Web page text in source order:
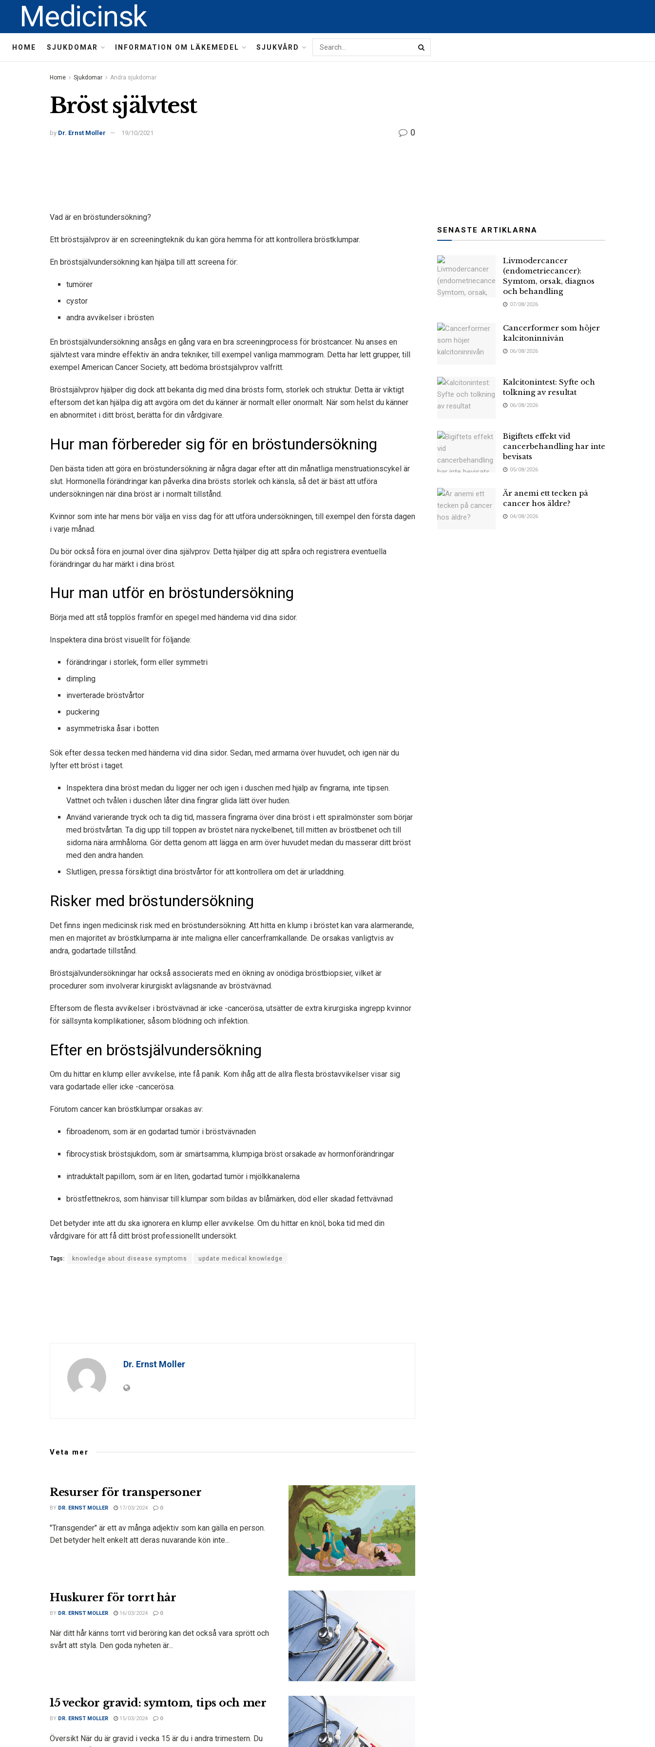
Medicinsk
HOME SJUKDOMAR INFORMATION OM LÄKEMEDEL SJUKVÅRD
Home Sjukdomar Andra sjukdomar
Bröst självtest
by Dr. Ernst Moller 19/10/2021 0
Vad är en bröstundersökning?
Ett bröstsjälvprov är en screeningteknik du kan göra hemma för att kontrollera bröstklumpar.
En bröstsjälvundersökning kan hjälpa till att screena för:
tumörer
cystor
andra avvikelser i brösten
En bröstsjälvundersökning ansågs en gång vara en bra screeningprocess för bröstcancer. Nu anses en
självtest vara mindre effektiv än andra tekniker, till exempel vanliga mammogram. Detta har lett grupper, till
exempel American Cancer Society, att bedöma bröstsjälvprov valfritt.
Bröstsjälvprov hjälper dig dock att bekanta dig med dina brösts form, storlek och struktur. Detta är viktigt
eftersom det kan hjälpa dig att avgöra om det du känner är normalt eller onormalt. När som helst du känner
en abnormitet i ditt bröst, berätta för din vårdgivare.
Hur man förbereder sig för en bröstundersökning
Den bästa tiden att göra en bröstundersökning är några dagar efter att din månatliga menstruationscykel är
slut. Hormonella förändringar kan påverka dina brösts storlek och känsla, så det är bäst att utföra
undersökningen när dina bröst är i normalt tillstånd.
Kvinnor som inte har mens bör välja en viss dag för att utföra undersökningen, till exempel den första dagen
i varje månad.
Du bör också föra en journal över dina självprov. Detta hjälper dig att spåra och registrera eventuella
förändringar du har märkt i dina bröst.
Hur man utför en bröstundersökning
Börja med att stå topplös framför en spegel med händerna vid dina sidor.
Inspektera dina bröst visuellt för följande:
förändringar i storlek, form eller symmetri
dimpling
inverterade bröstvårtor
puckering
asymmetriska åsar i botten
Sök efter dessa tecken med händerna vid dina sidor. Sedan, med armarna över huvudet, och igen när du
lyfter ett bröst i taget.
Inspektera dina bröst medan du ligger ner och igen i duschen med hjälp av fingrarna, inte tipsen.
Vattnet och tvålen i duschen låter dina fingrar glida lätt över huden.
Använd varierande tryck och ta dig tid, massera fingrarna över dina bröst i ett spiralmönster som börjar
med bröstvårtan. Ta dig upp till toppen av bröstet nära nyckelbenet, till mitten av bröstbenet och till
sidorna nära armhålorna. Gör detta genom att lägga en arm över huvudet medan du masserar ditt bröst
med den andra handen.
Slutligen, pressa försiktigt dina bröstvårtor för att kontrollera om det är urladdning.
Risker med bröstundersökning
Det finns ingen medicinsk risk med en bröstundersökning. Att hitta en klump i bröstet kan vara alarmerande,
men en majoritet av bröstklumparna är inte maligna eller cancerframkallande. De orsakas vanligtvis av
andra, godartade tillstånd.
Bröstsjälvundersökningar har också associerats med en ökning av onödiga bröstbiopsier, vilket är
procedurer som involverar kirurgiskt avlägsnande av bröstvävnad.
Eftersom de flesta avvikelser i bröstvävnad är icke -cancerösa, utsätter de extra kirurgiska ingrepp kvinnor
för sällsynta komplikationer, såsom blödning och infektion.
Efter en bröstsjälvundersökning
Om du hittar en klump eller avvikelse, inte få panik. Kom ihåg att de allra flesta bröstavvikelser visar sig
vara godartade eller icke -cancerösa.
Förutom cancer kan bröstklumpar orsakas av:
fibroadenom, som är en godartad tumör i bröstvävnaden
fibrocystisk bröstsjukdom, som är smärtsamma, klumpiga bröst orsakade av hormonförändringar
intraduktalt papillom, som är en liten, godartad tumör i mjölkkanalerna
bröstfettnekros, som hänvisar till klumpar som bildas av blåmärken, död eller skadad fettvävnad
Det betyder inte att du ska ignorera en klump eller avvikelse. Om du hittar en knöl, boka tid med din
vårdgivare för att få ditt bröst professionellt undersökt.
Tags: knowledge about disease symptoms update medical knowledge
Dr. Ernst Moller
Veta mer
Resurser för transpersoner
BY DR. ERNST MOLLER 17/03/2024 0
"Transgender" är ett av många adjektiv som kan gälla en person.
Det betyder helt enkelt att deras nuvarande kön inte...
Huskurer för torrt hår
BY DR. ERNST MOLLER 16/03/2024 0
När ditt hår känns torrt vid beröring kan det också vara sprött och
svårt att styla. Den goda nyheten är...
15 veckor gravid: symtom, tips och mer
BY DR. ERNST MOLLER 15/03/2024 0
Översikt När du är gravid i vecka 15 är du i andra trimestern. Du
SENASTE ARTIKLARNA
Livmodercancer
(endometriecancer):
Symtom, orsak, diagnos
och behandling
07/08/2026
Cancerformer som höjer
kalcitoninnivån
06/08/2026
Kalcitonintest: Syfte och
tolkning av resultat
06/08/2026
Bigiftets effekt vid
cancerbehandling har inte
bevisats
05/08/2026
Är anemi ett tecken på
cancer hos äldre?
04/08/2026